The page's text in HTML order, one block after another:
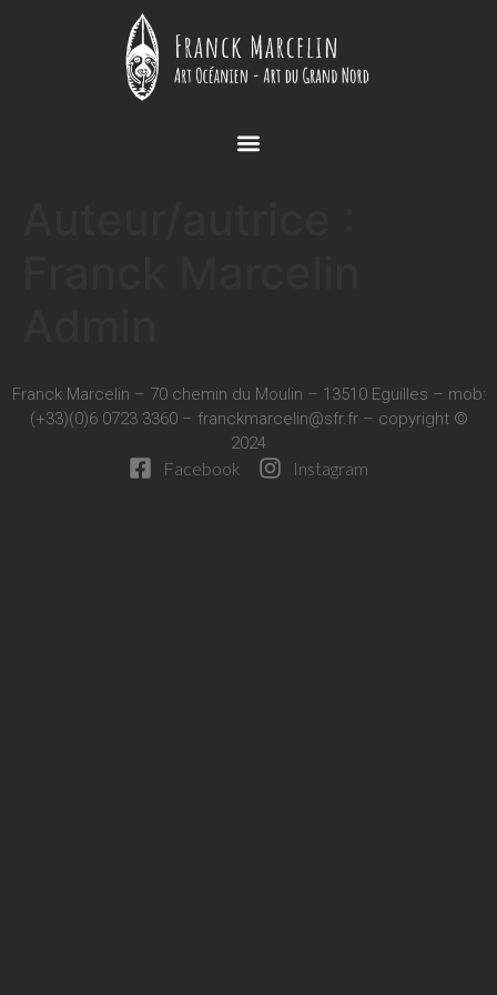
Franck Marcelin – 70 chemin du Moulin – 13510 Eguilles – mob:
(+33)(0)6 0723 3360 – franckmarcelin@sfr.fr– copyright ©
2024
Facebook Instagram